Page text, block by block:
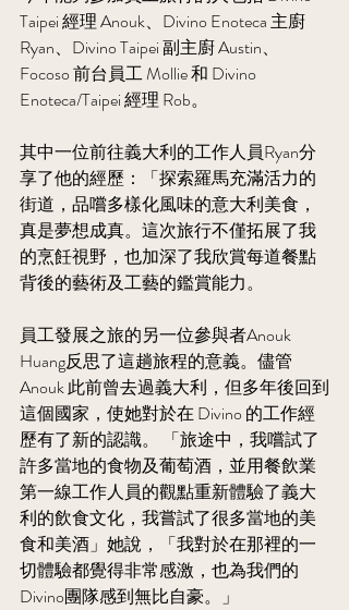
Taipei 經理 Anouk、Divino Enoteca 主廚
Ryan、Divino Taipei 副主廚 Austin、
Focoso 前台員工 Mollie 和 Divino
Enoteca/Taipei 經理 Rob。
其中一位前往義大利的工作人員Ryan分
享了他的經歷：「探索羅馬充滿活力的
街道，品嚐多樣化風味的意大利美食，
真是夢想成真。這次旅行不僅拓展了我
的烹飪視野，也加深了我欣賞每道餐點
背後的藝術及工藝的鑑賞能力。
員工發展之旅的另一位參與者Anouk
Huang反思了這趟旅程的意義。儘管
Anouk 此前曾去過義大利，但多年後回到
這個國家，使她對於在 Divino 的工作經
歷有了新的認識。 「旅途中，我嚐試了
許多當地的食物及葡萄酒，並用餐飲業
第一線工作人員的觀點重新體驗了義大
利的飲食文化，我嘗試了很多當地的美
食和美酒」她說，「我對於在那裡的一
切體驗都覺得非常感激，也為我們的
Divino團隊感到無比自豪。」